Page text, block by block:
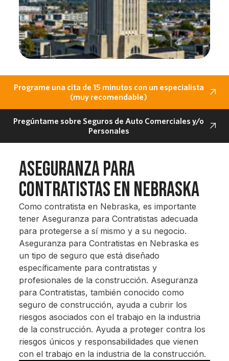
Programe una cita de 15 minutos con un especialista
(muy recomendable)
Pregúntame sobre Seguros de Auto Comerciales y/o
Personales
Aseguranza Para
Contratistas en Nebraska
Como contratista en Nebraska, es importante
tener Aseguranza para Contratistas adecuada
para protegerse a sí mismo y a su negocio.
Aseguranza para Contratistas en Nebraska es
un tipo de seguro que está diseñado
específicamente para contratistas y
profesionales de la construcción. Aseguranza
para Contratistas, también conocido como
seguro de construcción, ayuda a cubrir los
riesgos asociados con el trabajo en la industria
de la construcción. Ayuda a proteger contra los
riesgos únicos y responsabilidades que vienen
con el trabajo en la industria de la construcción.